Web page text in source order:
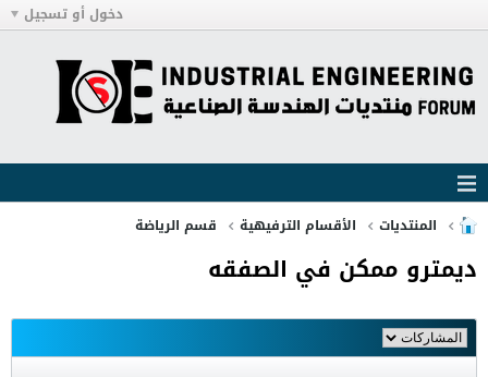
دخول أو تسجيل
المنتديات الأقسام الترفيهية قسم الرياضة
ديمترو ممكن في الصفقه